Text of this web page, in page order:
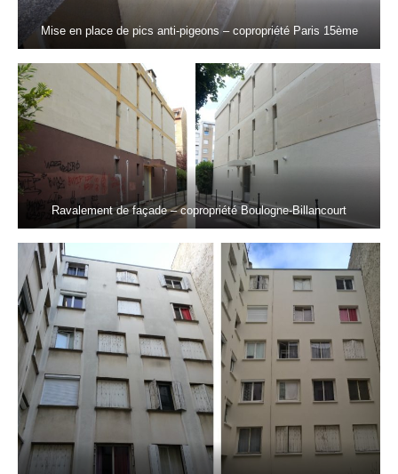
Mise en place de pics anti-pigeons – copropriété Paris 15ème
Ravalement de façade – copropriété Boulogne-Billancourt